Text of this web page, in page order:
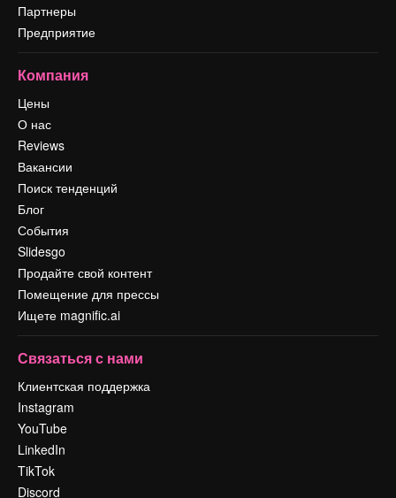
Партнеры
Предприятие
Компания
Цены
О нас
Reviews
Вакансии
Поиск тенденций
Блог
События
Slidesgo
Продайте свой контент
Помещение для прессы
Ищете magnific.ai
Связаться с нами
Клиентская поддержка
Instagram
YouTube
LinkedIn
TikTok
Discord